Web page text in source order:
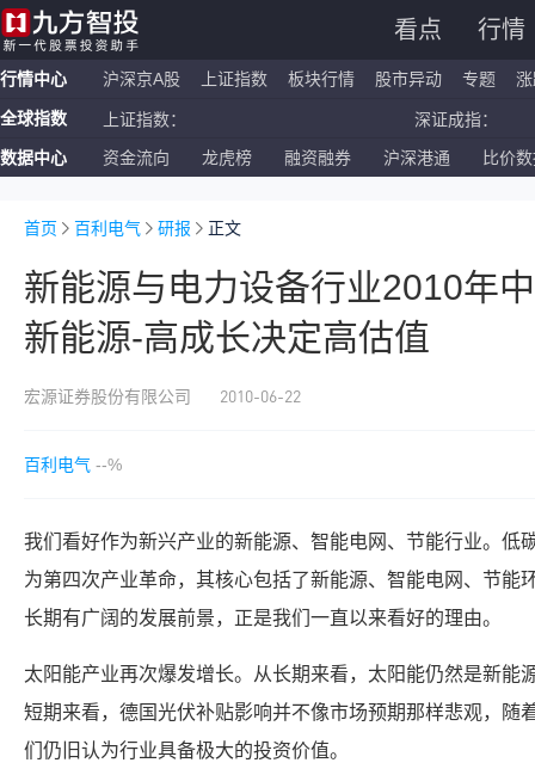
看点 行情
行情中心 沪深京A股 上证指数 板块行情 股市异动 专题
全球指数 上证指数： 深证成指：
恒生指数： 国企指数：
数据中心 资金流向 龙虎榜 融资融券 沪深港通 比价
首页 百利电气 研报 正文
新能源与电力设备行业2010年
新能源-高成长决定高估值
宏源证券股份有限公司 2010-06-22
百利电气 --%
我们看好作为新兴产业的新能源、智能电网、节能行业。低
为第四次产业革命，其核心包括了新能源、智能电网、节能
长期有广阔的发展前景，正是我们一直以来看好的理由。
太阳能产业再次爆发增长。从长期来看，太阳能仍然是新能
短期来看，德国光伏补贴影响并不像市场预期那样悲观，随
们仍旧认为行业具备极大的投资价值。